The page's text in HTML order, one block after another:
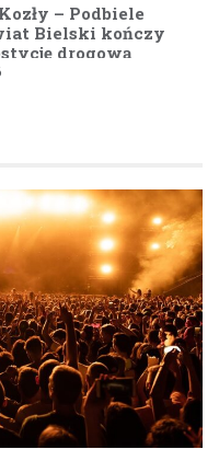
– Podbiele
Bielski kończy
drogową